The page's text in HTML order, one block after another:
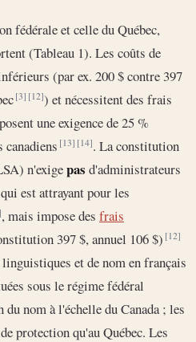
fédérale et celle du Québec,
(Tableau 1). Les coûts de
(par ex. 200 $ contre 397
[3] [12]) et nécessitent des frais
une exigence de 25 %
canadiens[13] [14]. La constitution
n'exigepas d'administrateurs
est attrayant pour les
, mais impose des frais
397 $, annuel 106 $)[12]
et de nom en français
sous le régime fédéral
nom à l'échelle du Canada ; les
protection qu'au Québec. Les